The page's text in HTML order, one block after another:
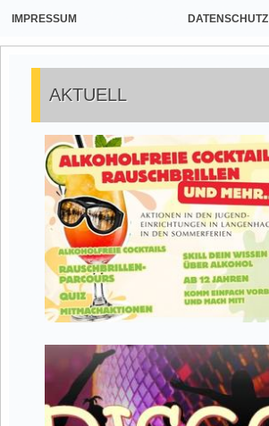
IMPRESSUM DATENSCHUTZ
AKTUELL